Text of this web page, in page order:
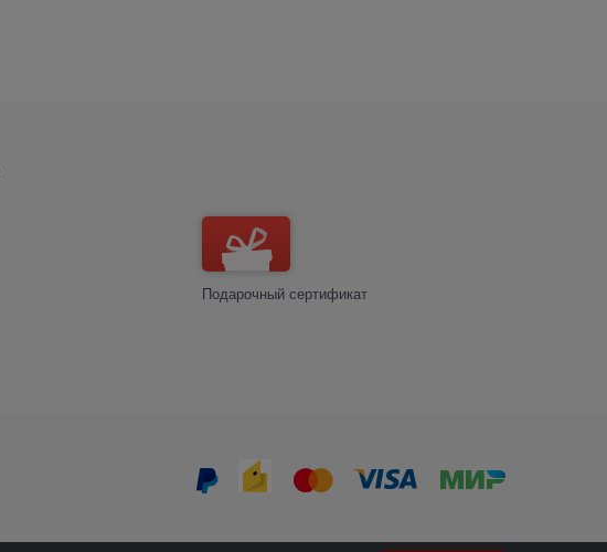
Подарочный сертификат